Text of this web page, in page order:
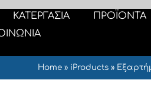
ΚΑΤΕΡΓΑΣΙΑ ΠΡΟΪΟΝΤΑ
Home» iProducts»